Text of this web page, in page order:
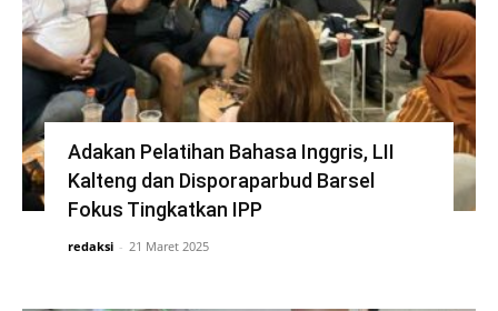
Adakan Pelatihan Bahasa Inggris, LII
Kalteng dan Disporaparbud Barsel
Fokus Tingkatkan IPP
redaksi - 21 Maret 2025